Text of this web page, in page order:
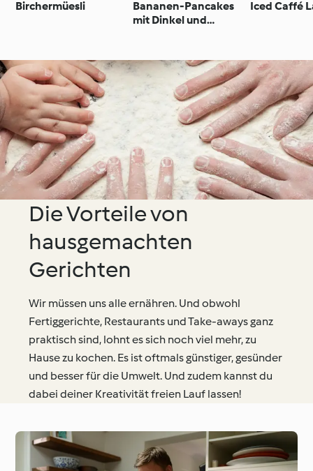
Birchermüesli
Bananen-Pancakes
mit Dinkel und
Iced Caffé
Die Vorteile von
hausgemachten
Gerichten
Wir müssen uns alle ernähren. Und obwohl
Fertiggerichte, Restaurants und Take-aways ganz
praktisch sind, lohnt es sich noch viel mehr, zu
Hause zu kochen. Es ist oftmals günstiger, gesünder
und besser für die Umwelt. Und zudem kannst du
dabei deiner Kreativität freien Lauf lassen!